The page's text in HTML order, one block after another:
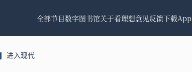
全部节目数字图书馆关于看理想意见反馈下载App
进入现代